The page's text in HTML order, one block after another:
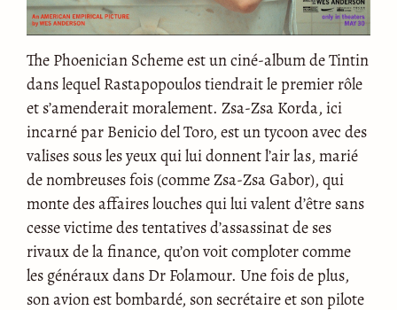
The Phoenician Scheme est un ciné-album de Tintin
dans lequel Rastapopoulos tiendrait le premier rôle
et s’amenderait moralement. Zsa-Zsa Korda, ici
incarné par Benicio del Toro, est un tycoon avec des
valises sous les yeux qui lui donnent l’air las, marié
de nombreuses fois (comme Zsa-Zsa Gabor), qui
monte des affaires louches qui lui valent d’être sans
cesse victime des tentatives d’assassinat de ses
rivaux de la finance, qu’on voit comploter comme
les généraux dans Dr Folamour. Une fois de plus,
son avion est bombardé, son secrétaire et son pilote